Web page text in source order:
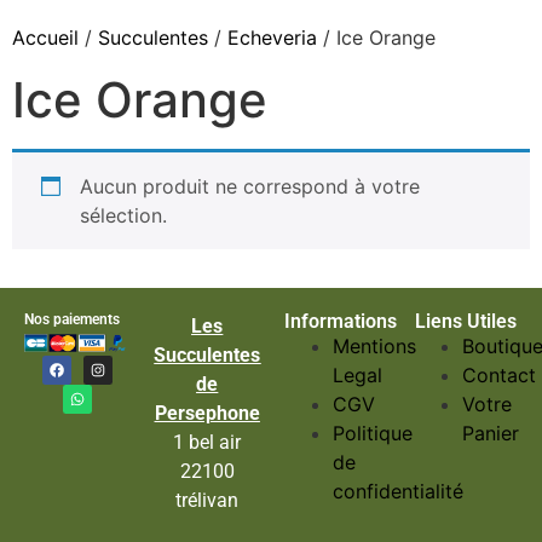
Accueil / Succulentes / Echeveria / Ice Orange
Ice Orange
Aucun produit ne correspond à votre
sélection.
Nos paiements
Les
Succulentes
de
Persephone
1 bel air
22100
trélivan
Informations
Mentions
Legal
CGV
Politique
de
confidentialité
Liens Utiles
Contact
Votre
Panier